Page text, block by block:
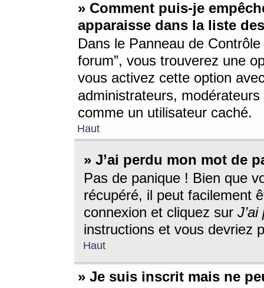
» Comment puis-je
apparaisse dans la liste
Dans le Panneau de
forum”, vous trouverez une
vous activez cette option
administrateurs,
comme un utilisateur caché.
Haut
» J’ai perdu mon mot de
Pas de panique ! Bien que
récupéré, il peut facilement
connexion et cliquez sur
instructions et vous devriez
Haut
» Je suis inscrit mais ne